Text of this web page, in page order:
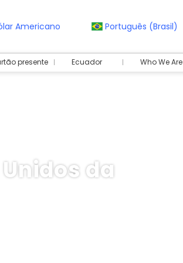
Americano Português (Brasil)
presente Ecuador Who We Are
da